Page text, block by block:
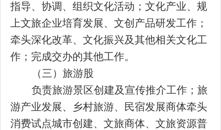
指导、协调 、组织文化活动； 文化产业、规
上文旅企业培育发展、文创产品研发工作 ；
牵头深化改革、文化振兴及其他相关文化工
作 ；完成交办的其他工作。
（三）旅游股
负责旅游景区创建及宣传推介工作 ；旅
游产业发展、乡村旅游、民宿发展商体牵头
消费试点城市创建、 文旅商体、文旅资源普